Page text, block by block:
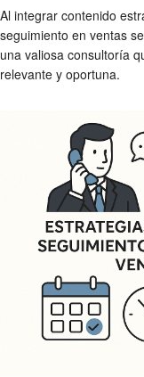
Al integrar contenido
seguimiento en ventas
una valiosa consultoría
relevante y oportuna.